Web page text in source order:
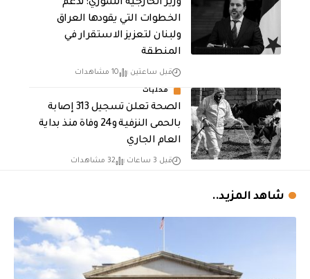
وزير الخارجية السوري: ندعم
الخطوات التي يقودها العراق
ولبنان لتعزيز الاستقرار في
المنطقة
قبل ساعتين 10 مشاهدات
محليات
الصحة تعلن تسجيل 313 إصابة
بالحمى النزفية و24 وفاة منذ بداية
العام الجاري
قبل 3 ساعات 32 مشاهدات
شاهد المزيد..